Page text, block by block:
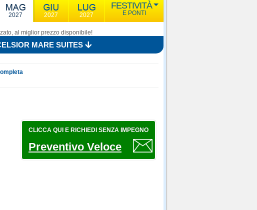
2027 2027 2027
FESTIVITÀ
E PONTI
al miglior prezzo disponibile!
MARE SUITES
CLICCA QUI E RICHIEDI SENZA IMPEGNO
Preventivo Veloce